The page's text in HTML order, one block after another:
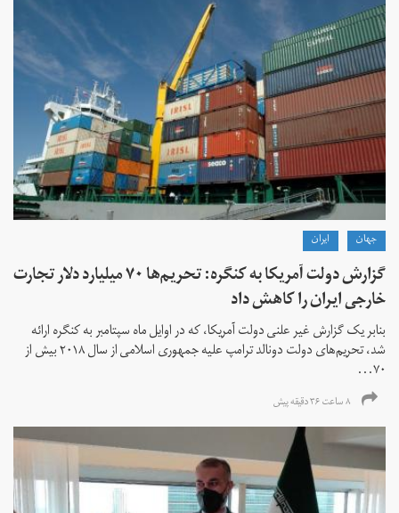
جهان ايران
گزارش دولت آمریکا به کنگره: تحریم‌ها ۷۰ میلیارد دلار تجارت
خارجی ایران را کاهش داد
بنابر یک گزارش غیر علنی دولت آمریکا، که در اوایل ماه سپتامبر به کنگره ارائه
شد، تحریم‌های دولت دونالد ترامپ علیه جمهوری اسلامی از سال ۲۰۱۸ بیش از
۷۰...
۸ ساعت ۳۶ دقیقه پیش